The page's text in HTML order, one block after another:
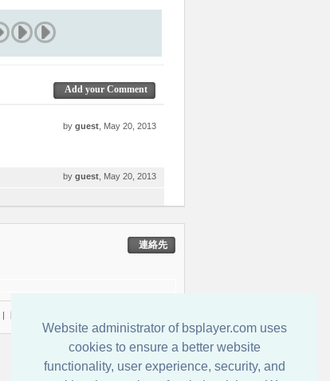
Website administrator of bsplayer.com uses
cookies to ensure a better website
functionality, user experience, security, and
Add your Comment
by guest , May 20, 2013
by guest , May 20, 2013
連絡先
| 日本語